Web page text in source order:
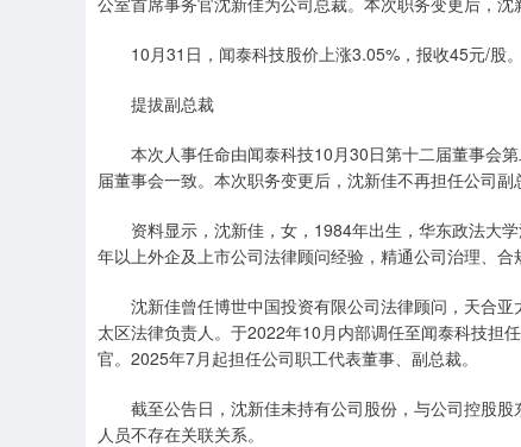
10月31日，闻泰科技股价上涨3.05%，报收45元/股。
提拔副总裁
本次人事任命由闻泰科技10月30日第十二届董事会第
届董事会一致。本次职务变更后，沈新佳不再担任公司副
资料显示，沈新佳，女，1984年出生，华东政法大学
年以上外企及上市公司法律顾问经验，精通公司治理、合
沈新佳曾任博世中国投资有限公司法律顾问，天合亚
太区法律负责人。于2022年10月内部调任至闻泰科技担
官。2025年7月起担任公司职工代表董事、副总裁。
截至公告日，沈新佳未持有公司股份，与公司控股股
人员不存在关联关系。